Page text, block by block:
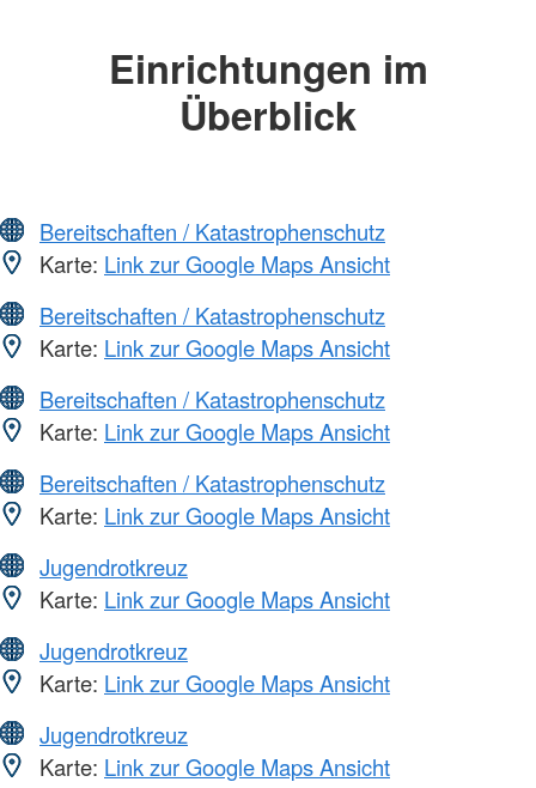
Einrichtungen im
Überblick
Bereitschaften / Katastrophenschutz
Karte: Link zur Google Maps Ansicht
Bereitschaften / Katastrophenschutz
Karte: Link zur Google Maps Ansicht
Bereitschaften / Katastrophenschutz
Karte: Link zur Google Maps Ansicht
Bereitschaften / Katastrophenschutz
Karte: Link zur Google Maps Ansicht
Jugendrotkreuz
Karte: Link zur Google Maps Ansicht
Jugendrotkreuz
Karte: Link zur Google Maps Ansicht
Jugendrotkreuz
Karte: Link zur Google Maps Ansicht